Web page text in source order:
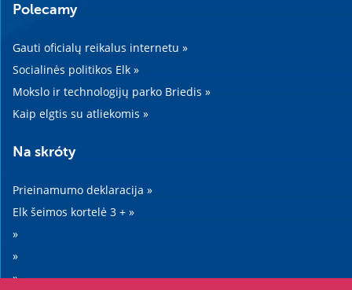
Polecamy
Gauti oficialų reikalus internetu »
Socialinės politikos Elk »
Mokslo ir technologijų parko Briedis »
Kaip elgtis su atliekomis »
Na skróty
Prieinamumo deklaracija »
Elk šeimos kortelė 3 + »
»
»
»